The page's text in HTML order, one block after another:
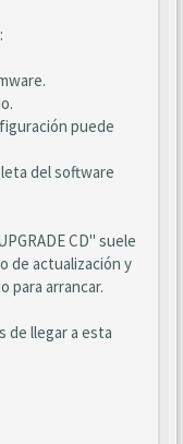
puede
del software
CD" suele
de actualización y
para arrancar.
de llegar a esta